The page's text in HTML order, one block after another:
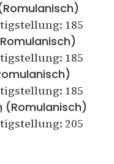
185
185
185
(Romulanisch)
205